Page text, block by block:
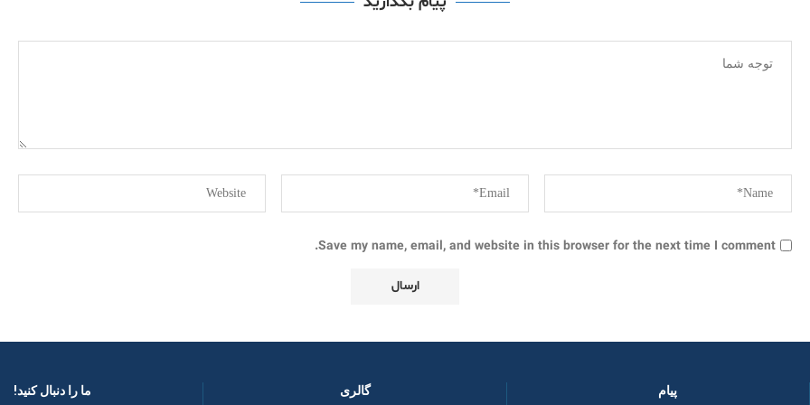
Save my name, email, and website in this browser for the next time I comment.
پیام گالری ما را دنبال کنید! ​